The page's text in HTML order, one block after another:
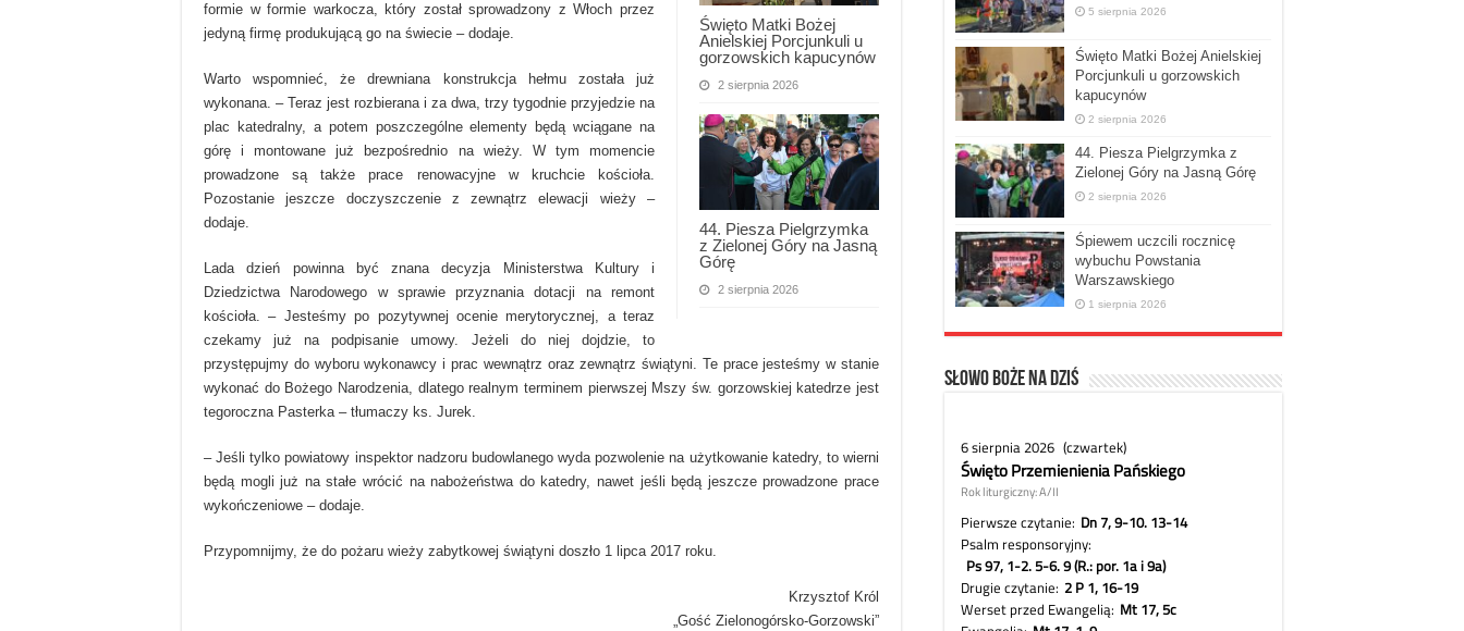
Święto Matki Bożej
Anielskiej Porcjunkuli u
gorzowskich kapucynów
2 sierpnia 2026
44. Piesza Pielgrzymka
z Zielonej Góry na Jasną
Górę
2 sierpnia 2026
formie w formie warkocza, który został sprowadzony z Włoch przez
jedyną firmę produkującą go na świecie – dodaje.
Warto wspomnieć, że drewniana konstrukcja hełmu została już
wykonana. – Teraz jest rozbierana i za dwa, trzy tygodnie przyjedzie na
plac katedralny, a potem poszczególne elementy będą wciągane na
górę i montowane już bezpośrednio na wieży. W tym momencie
prowadzone są także prace renowacyjne w kruchcie kościoła.
Pozostanie jeszcze doczyszczenie z zewnątrz elewacji wieży –
dodaje.
Lada dzień powinna być znana decyzja Ministerstwa Kultury i
Dziedzictwa Narodowego w sprawie przyznania dotacji na remont
kościoła. – Jesteśmy po pozytywnej ocenie merytorycznej, a teraz
czekamy już na podpisanie umowy. Jeżeli do niej dojdzie, to
przystępujmy do wyboru wykonawcy i prac wewnątrz oraz zewnątrz świątyni. Te prace jesteśmy w stanie
wykonać do Bożego Narodzenia, dlatego realnym terminem pierwszej Mszy św. gorzowskiej katedrze jest
tegoroczna Pasterka – tłumaczy ks. Jurek.
– Jeśli tylko powiatowy inspektor nadzoru budowlanego wyda pozwolenie na użytkowanie katedry, to wierni
będą mogli już na stałe wrócić na nabożeństwa do katedry, nawet jeśli będą jeszcze prowadzone prace
wykończeniowe – dodaje.
Przypomnijmy, że do pożaru wieży zabytkowej świątyni doszło 1 lipca 2017 roku.
Krzysztof Król
„Gość Zielonogórsko-Gorzowski”
5 sierpnia 2026
Święto Matki Bożej Anielskiej
Porcjunkuli u gorzowskich
kapucynów
2 sierpnia 2026
44. Piesza Pielgrzymka z
Zielonej Góry na Jasną Górę
2 sierpnia 2026
Śpiewem uczcili rocznicę
wybuchu Powstania
Warszawskiego
1 sierpnia 2026
Słowo Boże na dziś